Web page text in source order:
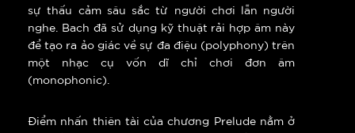
sự thấu cảm sâu sắc từ người chơi lẫn người
nghe. Bach đã sử dụng kỹ thuật rải hợp âm này
để tạo ra ảo giác về sự đa điệu (polyphony) trên
một nhạc cụ vốn dĩ chỉ chơi đơn âm
(monophonic).
Điểm nhấn thiên tài của chương Prelude nằm ở